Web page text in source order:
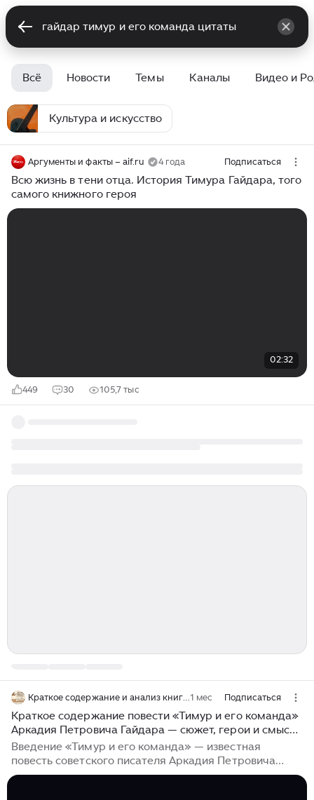
Всё Новости Темы Каналы Видео и
Культура и искусство
Аргументы и факты – aif.ru 4 года Подписаться
Всю жизнь в тени отца. История Тимура Гайдара, того
самого книжного героя
02:32
449 30 105,7 тыс
Краткое содержание и анализ книг по главам1 мес Подписаться
Краткое содержание повести «Тимур и его команда»
Аркадия Петровича Гайдара — сюжет, герои и смысл
произведения
Введение «Тимур и его команда» — известная
повесть советского писателя Аркадия Петровича
Гайдара, впервые опубликованная в 1940 году.